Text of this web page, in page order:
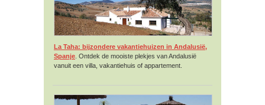
La Taha: bijzondere vakantiehuizen in Andalusië,
Spanje . Ontdek de mooiste plekjes van Andalusië
vanuit een villa, vakantiehuis of appartement.